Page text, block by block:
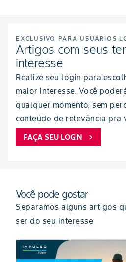
EXCLUSIVO PARA USUÁRIOS
Artigos com seus
interesse
Realize seu login para
maior interesse. Você
qualquer momento, sem
conteúdo de relevância pra
FAÇA SEU LOGIN chevron_right
Você pode gostar
Separamos alguns artigos
ser do seu interesse